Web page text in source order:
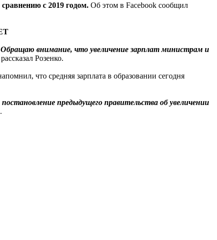
с 2019 годом. Об этом в Facebook сообщил
внимание, что увеличение зарплат министрам и
Розенко.
что средняя зарплата в образовании сегодня
предыдущего правительства об увеличении